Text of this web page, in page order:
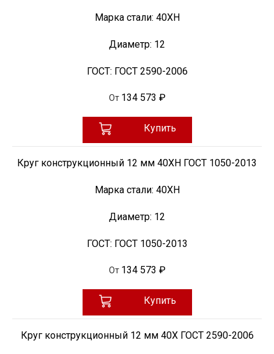
Марка стали: 40ХН
Диаметр: 12
ГОСТ: ГОСТ 2590-2006
От 134 573 ₽
Купить
Круг конструкционный 12 мм 40ХН ГОСТ 1050-2013
Марка стали: 40ХН
Диаметр: 12
ГОСТ: ГОСТ 1050-2013
От 134 573 ₽
Купить
Круг конструкционный 12 мм 40Х ГОСТ 2590-2006